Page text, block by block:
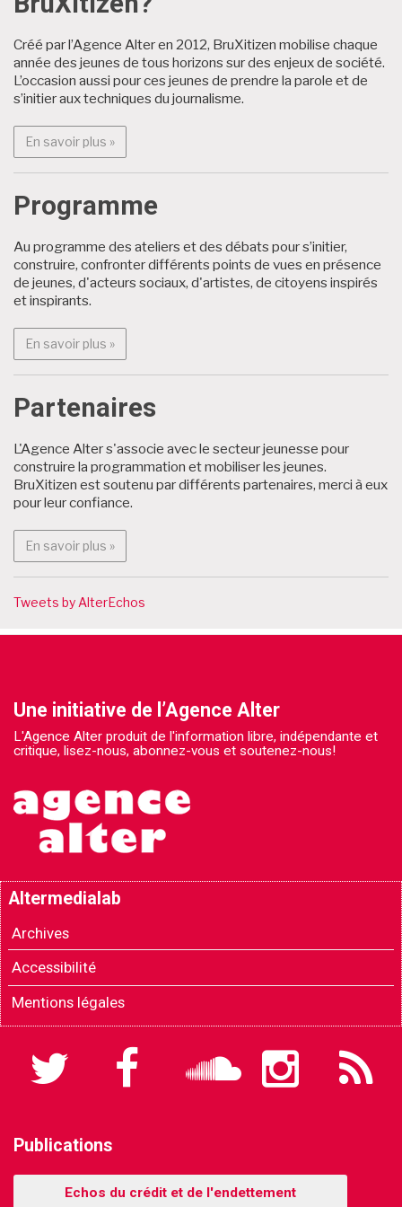
Créé par l’Agence Alter en 2012, BruXitizen mobilise chaque
année des jeunes de tous horizons sur des enjeux de société.
L’occasion aussi pour ces jeunes de prendre la parole et de
s’initier aux techniques du journalisme.
En savoir plus »En savoir plus : BruXitizen?
Programme
Au programme des ateliers et des débats pour s’initier,
construire, confronter différents points de vues en présence
de jeunes, d'acteurs sociaux, d'artistes, de citoyens inspirés
et inspirants.
En savoir plus »En savoir plus : Programme
Partenaires
L'Agence Alter s'associe avec le secteur jeunesse pour
construire la programmation et mobiliser les jeunes.
BruXitizen est soutenu par différents partenaires, merci à eux
pour leur confiance.
En savoir plus »En savoir plus : Partenaires
Tweets by AlterEchos
Une initiative de l’Agence Alter
L'Agence Alter produit de l'information libre, indépendante et
critique, lisez-nous, abonnez-vous et soutenez-nous!
Altermedialab
Archives
Accessibilité
Mentions légales
Facebook Soundcloud Instagram
RSS
Publications
Echos du crédit et de l'endettement